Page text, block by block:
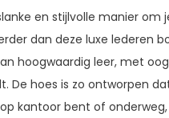
en stijlvolle manier om
dan deze luxe lederen
hoogwaardig leer, met
De hoes is zo ontworpen
kantoor bent of